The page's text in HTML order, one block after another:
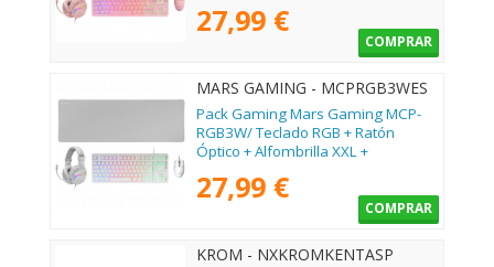
27,99 €
COMPRAR
MARS GAMING - MCPRGB3WES
Pack Gaming Mars Gaming MCP-
RGB3W/ Teclado RGB + Ratón
Óptico + Alfombrilla XXL +
27,99 €
COMPRAR
KROM - NXKROMKENTASP